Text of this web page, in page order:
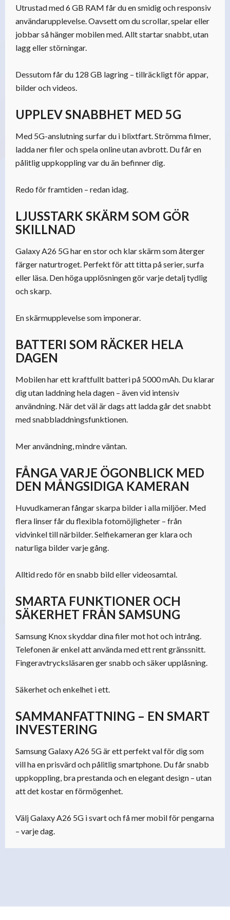
Utrustad med 6 GB RAM får du en smidig och responsiv
användarupplevelse. Oavsett om du scrollar, spelar eller
jobbar så hänger mobilen med. Allt startar snabbt, utan
lagg eller störningar.
Dessutom får du 128 GB lagring – tillräckligt för appar,
bilder och videos.
UPPLEV SNABBHET MED 5G
Med 5G-anslutning surfar du i blixtfart. Strömma filmer,
ladda ner filer och spela online utan avbrott. Du får en
pålitlig uppkoppling var du än befinner dig.
Redo för framtiden – redan idag.
LJUSSTARK SKÄRM SOM GÖR
SKILLNAD
Galaxy A26 5G har en stor och klar skärm som återger
färger naturtroget. Perfekt för att titta på serier, surfa
eller läsa. Den höga upplösningen gör varje detalj tydlig
och skarp.
En skärmupplevelse som imponerar.
BATTERI SOM RÄCKER HELA
DAGEN
Mobilen har ett kraftfullt batteri på 5000 mAh. Du klarar
dig utan laddning hela dagen – även vid intensiv
användning. När det väl är dags att ladda går det snabbt
med snabbladdningsfunktionen.
Mer användning, mindre väntan.
FÅNGA VARJE ÖGONBLICK MED
DEN MÅNGSIDIGA KAMERAN
Huvudkameran fångar skarpa bilder i alla miljöer. Med
flera linser får du flexibla fotomöjligheter – från
vidvinkel till närbilder. Selfiekameran ger klara och
naturliga bilder varje gång.
Alltid redo för en snabb bild eller videosamtal.
SMARTA FUNKTIONER OCH
SÄKERHET FRÅN SAMSUNG
Samsung Knox skyddar dina filer mot hot och intrång.
Telefonen är enkel att använda med ett rent gränssnitt.
Fingeravtrycksläsaren ger snabb och säker upplåsning.
Säkerhet och enkelhet i ett.
SAMMANFATTNING – EN SMART
INVESTERING
Samsung Galaxy A26 5G är ett perfekt val för dig som
vill ha en prisvärd och pålitlig smartphone. Du får snabb
uppkoppling, bra prestanda och en elegant design – utan
att det kostar en förmögenhet.
Välj Galaxy A26 5G i svart och få mer mobil för pengarna
– varje dag.